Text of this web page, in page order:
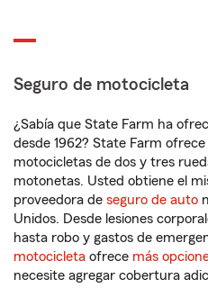
Seguro de motocicleta
¿Sabía que State Farm ha
desde 1962? State Farm
motocicletas de dos y tres
motonetas. Usted obtiene el
proveedora de seguro de auto
Unidos. Desde lesiones
hasta robo y gastos de
motocicleta ofrece más
necesite agregar cobertura